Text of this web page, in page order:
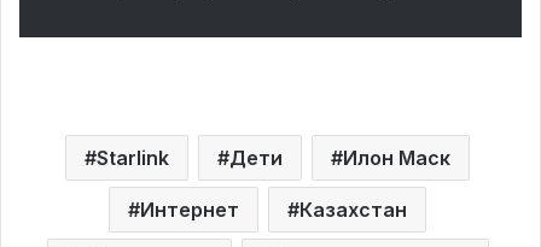
Starlink Дети Илон Маск
Интернет Казахстан